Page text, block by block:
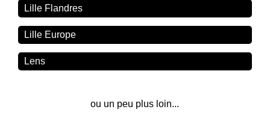
Lille Flandres
Lille Europe
Lens
ou un peu plus loin...